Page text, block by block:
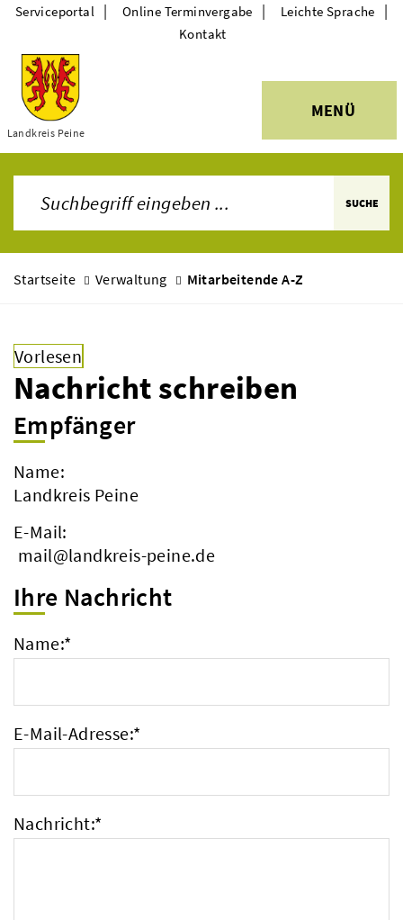
Themen
Landkreis Peine
MENÜ
Serviceportal | Online Terminvergabe | Leichte Sprache |
Kontakt
SUCHE
Startseite Verwaltung Mitarbeitende A-Z
Vorlesen
Nachricht schreiben
Empfänger
Name:
Landkreis Peine
E-Mail:
mail@landkreis-peine.de
Ihre Nachricht
Name:*
E-Mail-Adresse:*
Nachricht:*